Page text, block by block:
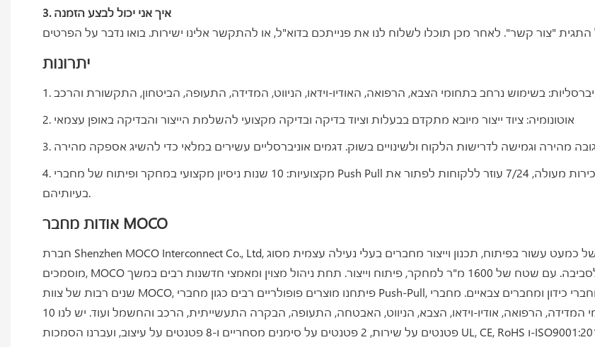
3. איך אני יכול לבצע הזמנה
יתרונות
2. אוטונומיה: ציוד ייצור מיובא מתקדם בבעלות וציוד בדיקה ובדיקה מקצועי להשלמת הייצור והבדיקה באופן עצמאי
4. מקצועיות: 10 שנות ניסיון מקצועי במחקר ופיתוח של מחברי Push Pull כדי לענות על דרישות הלקוחות המותאמות אישית; צוות מכירות מעולה, 7/24 עוזר ללקוחות לפתור את
בעיותיהם.
אודות מחבר MOCO
חברת Shenzhen MOCO Interconnect Co., Ltd, היא מפעל היי-טק עם ניסיון של כמעט עשור בפיתוח, תכנון וייצור מחברים בעלי נעילה עצמית מסוג Push-Pull. עם מספר פטנטים
מוסמכים, MOCO יכולה לספק לכם פתרונות הרכבת כבלים איכותיים וידידותיים לסביבה. עם שטח של 1600 מ"ר למחקר, פיתוח וייצור. תחת ניהול מצוין ומאמצי חדשנות רבים במשך
שנים רבות של צוות MOCO, פיתחנו מוצרים פופולריים רבים כגון מחברי Push-Pull, מחברי כידון ומחברים צבאיים. מחברי MOCO הם בעלי ביצועים יציבים ומראה אטרקטיבי הניתנים
להחלפה עם מותגים בינלאומיים, ונמצאים בשימוש נרחב בתחומי המדידה, הרפואה, אודיו-וידאו, הצבא, הניווט, האבטחה, התעופה, הבקרה התעשייתית, הרכב והחשמל ועוד. יש לנו 10
פטנטים על שירות, 2 פטנטים על סימנים מסחריים ו-8 פטנטים על עיצוב, ועברנו הסמכות UL, CE, RoHS ו-ISO9001:2015. MOCO מספקת טכנולוגיה מקצועית ואחריות שירות